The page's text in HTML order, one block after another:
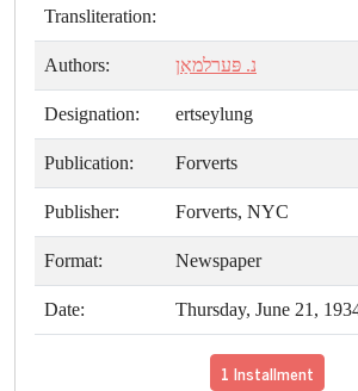
Transliteration:
Authors: נ. פּערלמאַן
Designation: ertseylung
Publication: Forverts
Publisher: Forverts, NYC
Format: Newspaper
Date: Thursday, June 21,
1 Installment